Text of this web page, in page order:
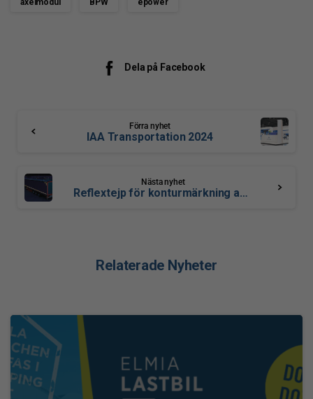
Dela på Facebook
Förra nyhet
IAA Transportation 2024
Nästa nyhet
Reflextejp för konturmärkning av fordon
Relaterade Nyheter